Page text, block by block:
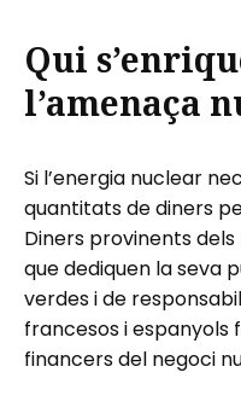
Qui
l’amenaça
Si l’energia nuclear
quantitats de diners
Diners provinents
que dediquen la seva
verdes i de
francesos i espanyols
financers del negoci